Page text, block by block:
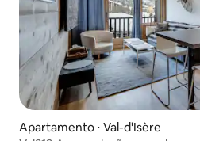
Apartamento ⋅ Val-d'Isère